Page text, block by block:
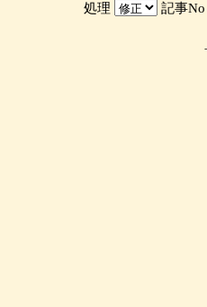
処理 記事